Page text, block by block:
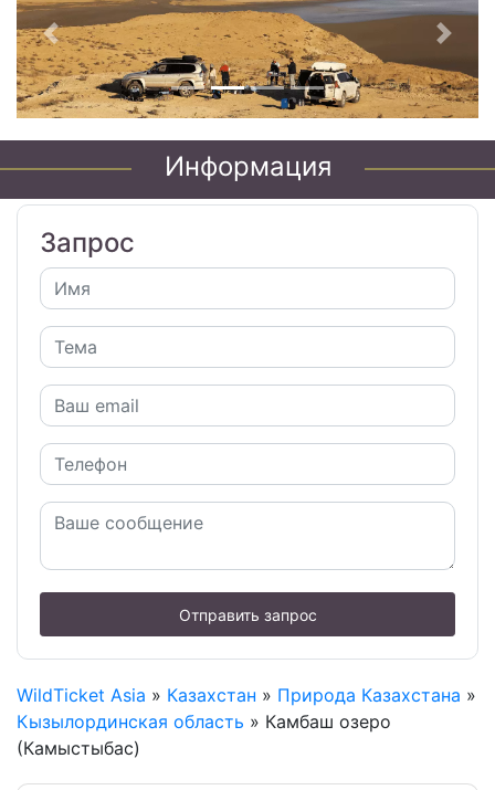
Предыдущий
Информация
Запрос
Отправить запрос
WildTicket Asia » Казахстан » Природа Казахстана »
Кызылординская область » Камбаш озеро
(Камыстыбас)